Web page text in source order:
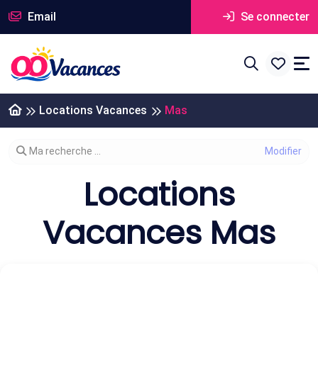
Email Se connecter
Locations Vacances Mas
Modifier votre recherche
Ma recherche ...
Locations
Vacances Mas